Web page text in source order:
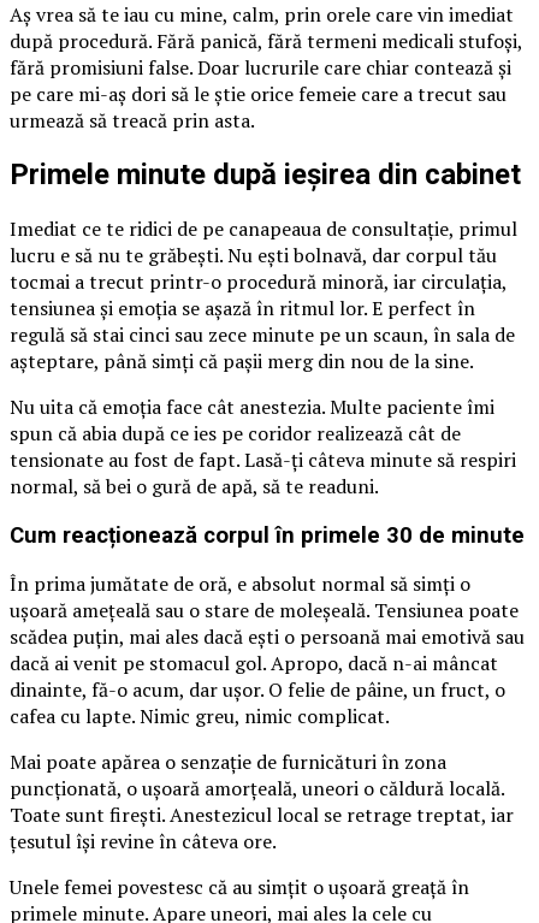
Aș vrea să te iau cu mine, calm, prin orele care vin imediat
după procedură. Fără panică, fără termeni medicali stufoși,
fără promisiuni false. Doar lucrurile care chiar contează și
pe care mi-aș dori să le știe orice femeie care a trecut sau
urmează să treacă prin asta.
Primele minute după ieșirea din cabinet
Imediat ce te ridici de pe canapeaua de consultație, primul
lucru e să nu te grăbești. Nu ești bolnavă, dar corpul tău
tocmai a trecut printr-o procedură minoră, iar circulația,
tensiunea și emoția se așază în ritmul lor. E perfect în
regulă să stai cinci sau zece minute pe un scaun, în sala de
așteptare, până simți că pașii merg din nou de la sine.
Nu uita că emoția face cât anestezia. Multe paciente îmi
spun că abia după ce ies pe coridor realizează cât de
tensionate au fost de fapt. Lasă-ți câteva minute să respiri
normal, să bei o gură de apă, să te readuni.
Cum reacționează corpul în primele 30 de minute
În prima jumătate de oră, e absolut normal să simți o
ușoară amețeală sau o stare de moleșeală. Tensiunea poate
scădea puțin, mai ales dacă ești o persoană mai emotivă sau
dacă ai venit pe stomacul gol. Apropo, dacă n-ai mâncat
dinainte, fă-o acum, dar ușor. O felie de pâine, un fruct, o
cafea cu lapte. Nimic greu, nimic complicat.
Mai poate apărea o senzație de furnicături în zona
puncționată, o ușoară amorțeală, uneori o căldură locală.
Toate sunt firești. Anestezicul local se retrage treptat, iar
țesutul își revine în câteva ore.
Unele femei povestesc că au simțit o ușoară greață în
primele minute. Apare uneori, mai ales la cele cu